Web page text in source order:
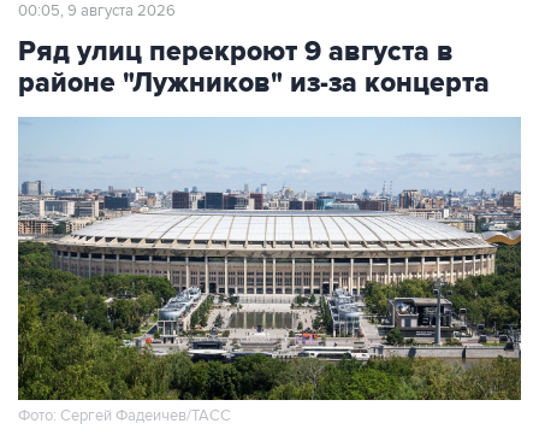
00:05, 9 августа 2026
Ряд улиц перекроют 9 августа в
районе "Лужников" из-за концерта
Фото: Сергей Фадеичев/ТАСС